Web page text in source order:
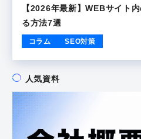
【2026年最新】WEBサイト
る方法7選
コラム SEO対策
人気資料